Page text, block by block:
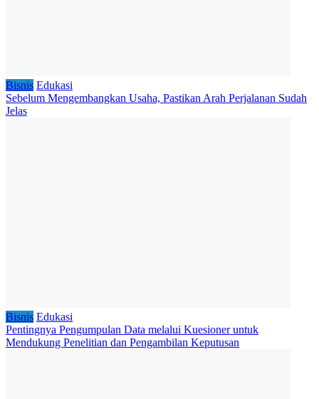
Bisnis Edukasi
Sebelum Mengembangkan Usaha, Pastikan Arah Perjalanan Sudah
Jelas
Bisnis Edukasi
Pentingnya Pengumpulan Data melalui Kuesioner untuk
Mendukung Penelitian dan Pengambilan Keputusan